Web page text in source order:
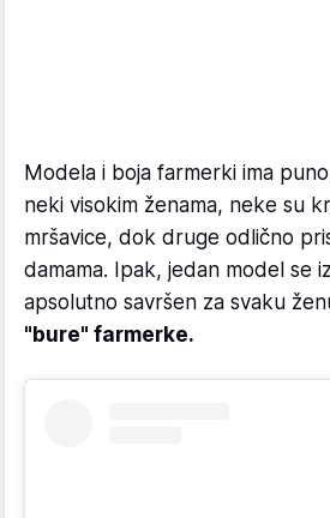
Modela i boja farmerki ima
neki visokim ženama, neke su
mršavice, dok druge odlično
damama. Ipak, jedan model se
apsolutno savršen za svaku
"bure" farmerke.